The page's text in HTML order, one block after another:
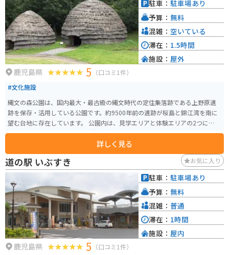
鹿児島県 5 （口コミ1件）
#文化施設
縄文の森公園は、国内最大・最古級の縄文時代の定住集落跡である上野原遺
跡を保存・活用している公園です。約9500年前の遺跡が桜島と錦江湾を南に
望む台地に存在しています。 公園内は、見学エリアと体験エリアの2つに分け
られています。見学エリアには縄文時代の土器や石器、円谷プロによる精巧
なジオラマが展示されており、体験エリアでは古代の道具で火をおこした
り、独自の土器作りや縄文時代の調理法を体験できます（縄文料理は事前申
込みが必要）。それぞれ9500年前の森と7500年前の森が復元されており、公
園は「日本の歴史公園100選」にも選定されています。 さらに公園からは、
桜島や錦江湾、霧島の山々を一望できます。また、企画展や考古学講座、イ
ベント、体験活動なども定期的に開催されています。上野原遺跡から出土し
た土器や石器を中心に、鹿児島県の埋蔵文化財に関する数多くの資料が展示
されています。
詳しく見る
駐車： 駐車場あり
予算： 無料
混雑： 空いている
滞在： 1.5時間
施設： 屋外
道の駅 いぶすき お気に入り
鹿児島県 5 （口コミ1件）
駐車： 駐車場あり
予算： 無料
混雑： 普通
滞在： 1時間
施設： 屋内